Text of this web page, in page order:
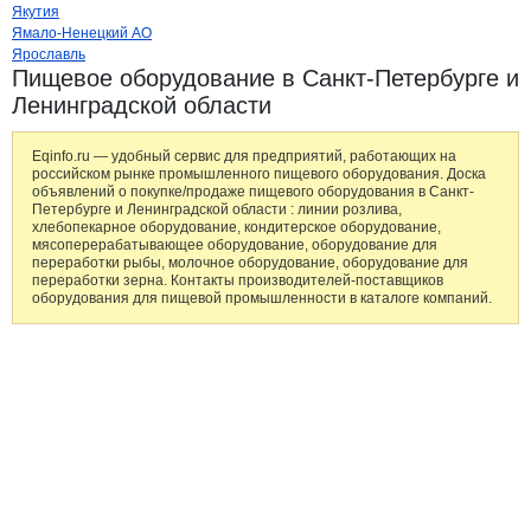
Якутия
Ямало-Ненецкий АО
Ярославль
Пищевое оборудование в Санкт-Петербурге и
Ленинградской области
Eqinfo.ru — удобный сервис для предприятий, работающих на
российском рынке промышленного пищевого оборудования. Доска
объявлений о покупке/продаже пищевого оборудования в Санкт-
Петербурге и Ленинградской области : линии розлива,
хлебопекарное оборудование, кондитерское оборудование,
мясоперерабатывающее оборудование, оборудование для
переработки рыбы, молочное оборудование, оборудование для
переработки зерна. Контакты производителей-поставщиков
оборудования для пищевой промышленности в каталоге компаний.